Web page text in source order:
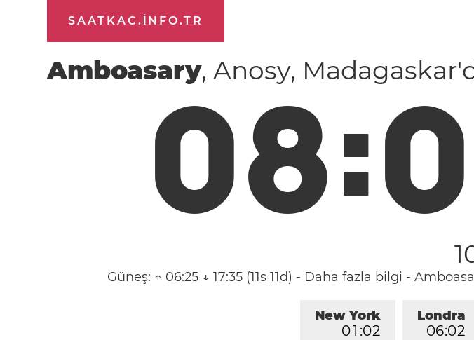
SAATKAC.INFO.TR
Amboasary, Anosy,
08:0
Güneş: ↑ 06:25 ↓ 17:35 (11s 11d) - Daha fazla bilgi -
Londra
06:02
New York
01 :02